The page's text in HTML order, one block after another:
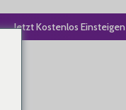
DE
Jetzt Kostenlos Einsteigen